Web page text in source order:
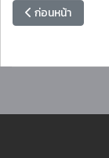
เนื้อหาก่อนหน้า: ก
ก่อนหน้า